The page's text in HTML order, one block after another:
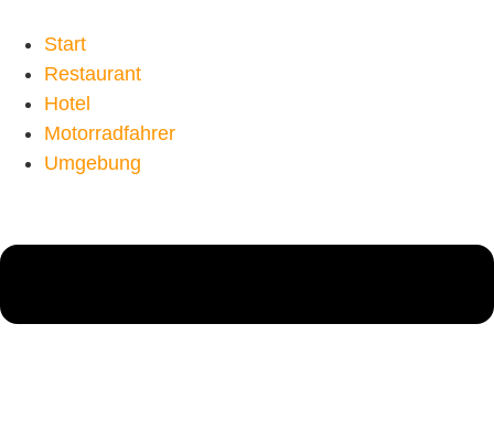
Start
Restaurant
Hotel
Motorradfahrer
Umgebung